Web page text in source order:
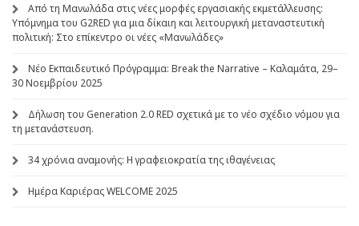
Από τη Μανωλάδα στις νέες μορφές εργασιακής εκμετάλλευσης:
Υπόμνημα του G2RED για μια δίκαιη και λειτουργική μεταναστευτική
πολιτική: Στο επίκεντρο οι νέες «Μανωλάδες»
Νέο Εκπαιδευτικό Πρόγραμμα: Break the Narrative – Καλαμάτα, 29–
30 Νοεμβρίου 2025
Δήλωση του Generation 2.0 RED σχετικά με το νέο σχέδιο νόμου για
τη μετανάστευση.
34 χρόνια αναμονής: Η γραφειοκρατία της ιθαγένειας
Ημέρα Καριέρας WELCOME 2025